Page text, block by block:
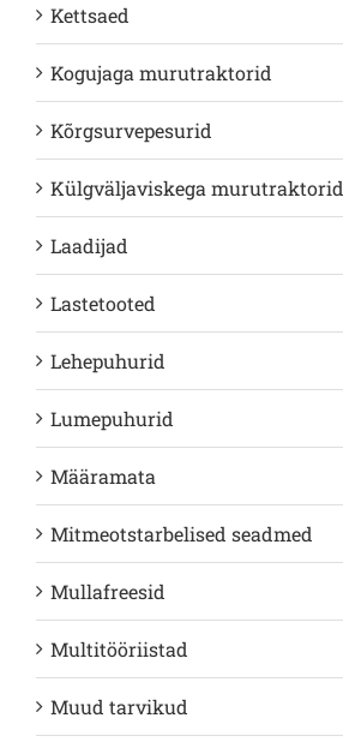
Kettsaed
Kogujaga murutraktorid
Kõrgsurvepesurid
Külgväljaviskega murutraktorid
Laadijad
Lastetooted
Lehepuhurid
Lumepuhurid
Määramata
Mitmeotstarbelised seadmed
Mullafreesid
Multitööriistad
Muud tarvikud